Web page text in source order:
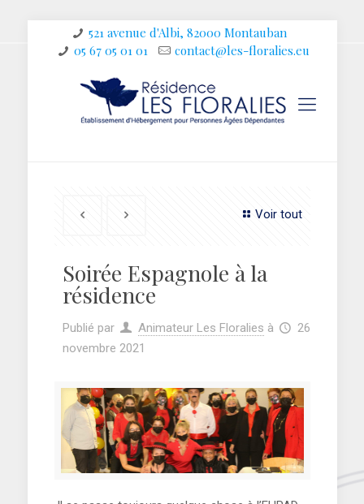
521 avenue d'Albi, 82000 Montauban
05 67 05 01 01
contact@les-floralies.eu
Voir tout
Soirée Espagnole à la
résidence
Publié par Animateur Les Floralies à
26
novembre 2021